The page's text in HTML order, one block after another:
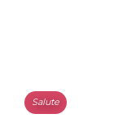
Salute